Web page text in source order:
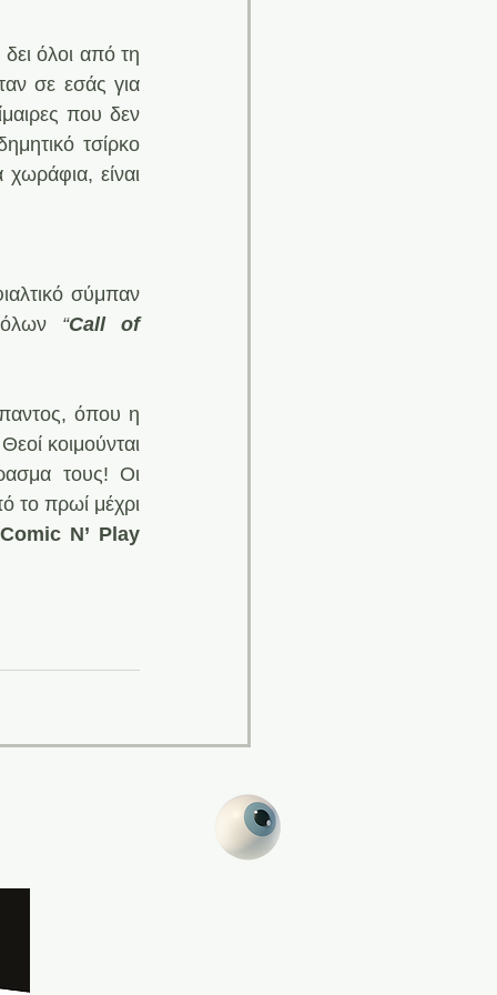
όλοι από τη
σε εσάς για
που δεν
τσίρκο
είναι
σύμπαν
“Call of
όπου η
κοιμούνται
τους! Οι
το πρωί μέχρι
N’ Play